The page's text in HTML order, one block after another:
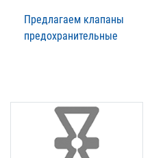
Предлагаем клапаны
предохранительные